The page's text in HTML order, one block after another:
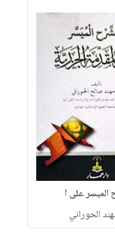
الميسر على ا
الحوراني